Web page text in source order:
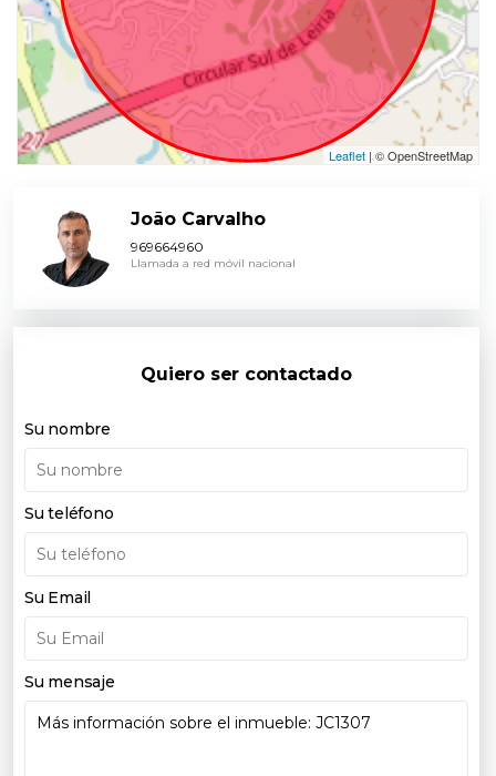
Leaflet | © OpenStreetMap
João Carvalho
969664960
Llamada a red móvil nacional
Quiero ser contactado
Su nombre
Su teléfono
Su Email
Su mensaje